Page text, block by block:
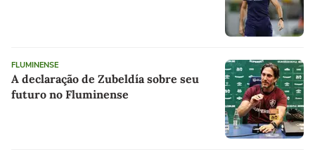
FLUMINENSE
A declaração de Zubeldía sobre seu
futuro no Fluminense